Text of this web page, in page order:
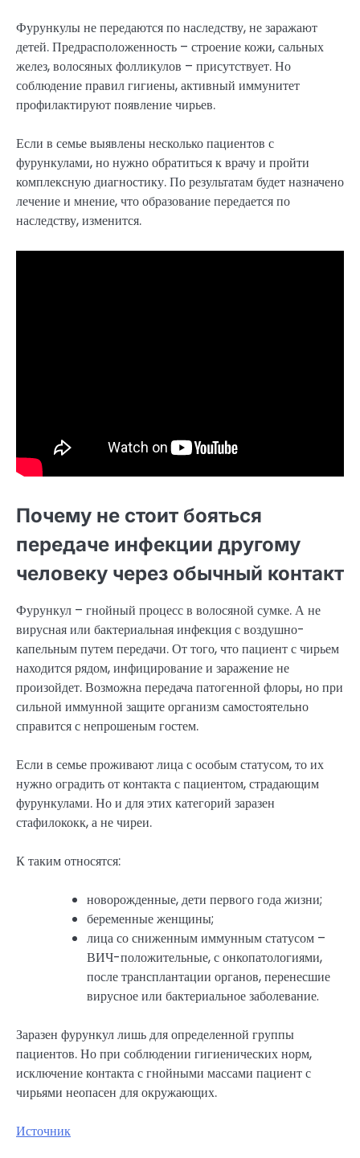
Фурункулы не передаются по наследству, не заражают
детей. Предрасположенность – строение кожи, сальных
желез, волосяных фолликулов – присутствует. Но
соблюдение правил гигиены, активный иммунитет
профилактируют появление чирьев.
Если в семье выявлены несколько пациентов с
фурункулами, но нужно обратиться к врачу и пройти
комплексную диагностику. По результатам будет назначено
лечение и мнение, что образование передается по
наследству, изменится.
Почему не стоит бояться
передаче инфекции другому
человеку через обычный контакт
Фурункул – гнойный процесс в волосяной сумке. А не
вирусная или бактериальная инфекция с воздушно-
капельным путем передачи. От того, что пациент с чирьем
находится рядом, инфицирование и заражение не
произойдет. Возможна передача патогенной флоры, но при
сильной иммунной защите организм самостоятельно
справится с непрошеным гостем.
Если в семье проживают лица с особым статусом, то их
нужно оградить от контакта с пациентом, страдающим
фурункулами. Но и для этих категорий заразен
стафилококк, а не чиреи.
К таким относятся:
новорожденные, дети первого года жизни;
беременные женщины;
лица со сниженным иммунным статусом –
ВИЧ-положительные, с онкопатологиями,
после трансплантации органов, перенесшие
вирусное или бактериальное заболевание.
Заразен фурункул лишь для определенной группы
пациентов. Но при соблюдении гигиенических норм,
исключение контакта с гнойными массами пациент с
чирьями неопасен для окружающих.
Источник